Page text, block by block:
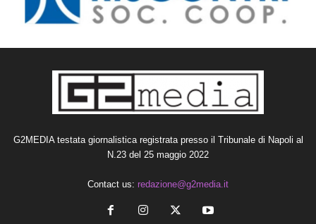
G2MEDIA testata giornalistica registrata presso il Tribunale di Napoli al
N.23 del 25 maggio 2022
Contact us: redazione@g2media.it